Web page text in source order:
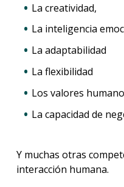
La creatividad,
La inteligencia
La adaptabilidad
La flexibilidad
Los valores
La capacidad de
Y muchas otras
interacción humana.